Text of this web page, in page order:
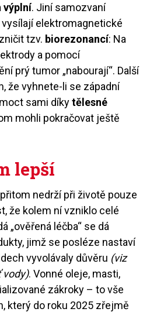
výplní. Jiní samozvaní
elektromagnetické
tzv. biorezonancí: Na
a pomocí
prý tumor „nabourají“. Další
že vyhnete-li se západní
sami díkytělesné
mohli pokračovat ještě
lepší
nedrží při životě pouze
že kolem ní vzniklo celé
„ověřená léčba“ se dá
jimž se posléze nastaví
vyvolávaly důvěru (viz
vody). Vonné oleje, masti,
zákroky – to vše
který do roku 2025 zřejmě